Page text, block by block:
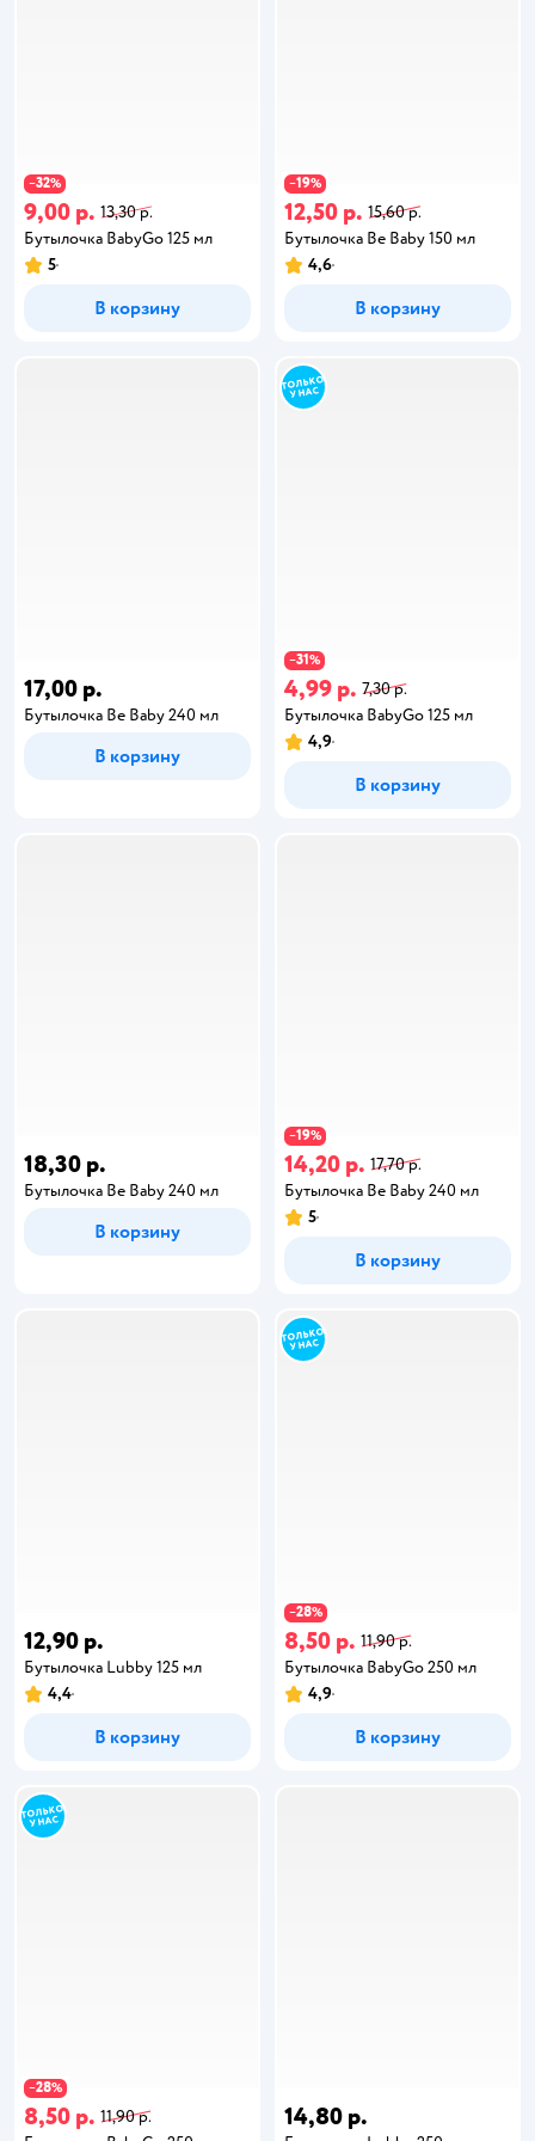
−32%
9,00 р. 13,30 р.
Бутылочка BabyGo 125 мл
5
В корзину
−19%
12,50 р. 15,60 р.
Бутылочка Be Baby 150 мл
4,6
В корзину
17,00 р.
Бутылочка Be Baby 240 мл
В корзину
−31%
4,99 р. 7,30 р.
Бутылочка BabyGo 125 мл
4,9
В корзину
18,30 р.
Бутылочка Be Baby 240 мл
В корзину
−19%
14,20 р. 17,70 р.
Бутылочка Be Baby 240 мл
5
В корзину
12,90 р.
Бутылочка Lubby 125 мл
4,4
В корзину
−28%
8,50 р. 11,90 р.
Бутылочка BabyGo 250 мл
4,9
В корзину
−28%
8,50 р. 11,90 р.
14,80 р.